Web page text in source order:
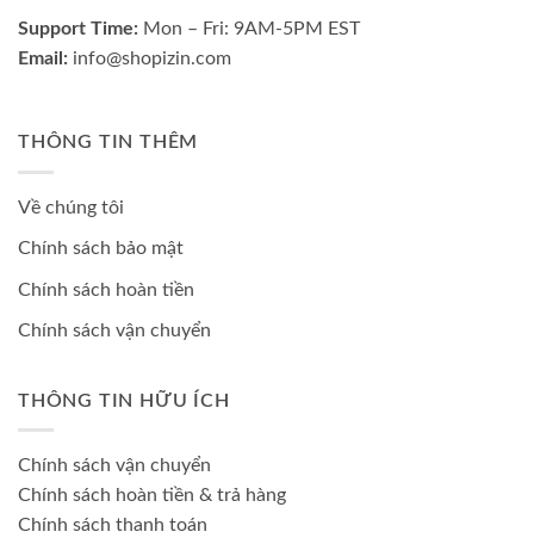
Support Time: Mon – Fri: 9AM-5PM EST
Email: info@shopizin.com
THÔNG TIN THÊM
Về chúng tôi
Chính sách bảo mật
Chính sách hoàn tiền
Chính sách vận chuyển
THÔNG TIN HỮU ÍCH
Chính sách vận chuyển
Chính sách hoàn tiền & trả hàng
Chính sách thanh toán